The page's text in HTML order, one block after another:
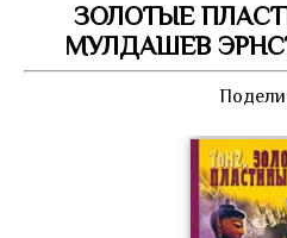
ЗОЛОТЫЕ
МУЛДАШЕВ